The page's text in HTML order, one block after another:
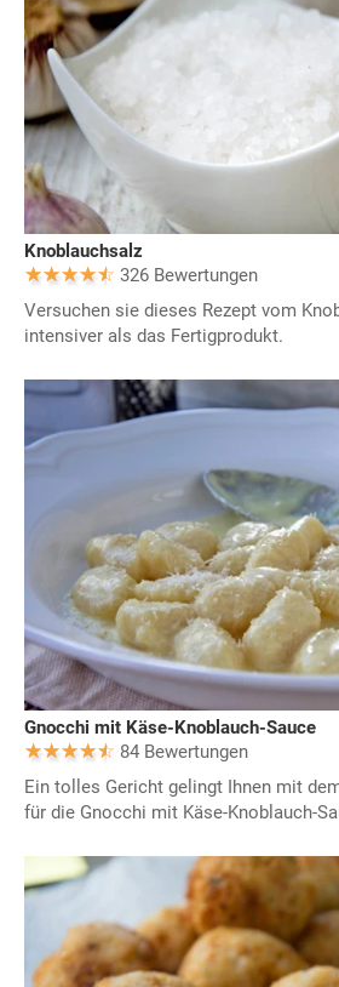
Knoblauchsalz
326 Bewertungen
Versuchen sie dieses Rezept vom
intensiver als das Fertigprodukt.
Gnocchi mit Käse-Knoblauch-Sauce
84 Bewertungen
Ein tolles Gericht gelingt Ihnen mit
für die Gnocchi mit Käse-Knoblauch-